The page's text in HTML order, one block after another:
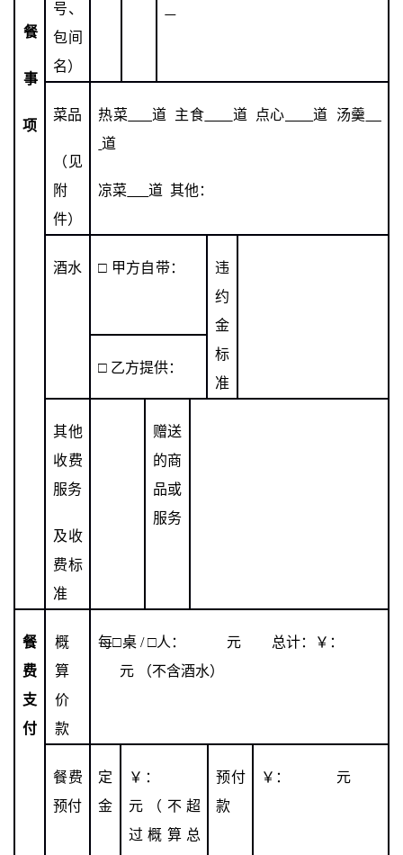
餐
事
项
号、
包间
名）
菜品
（见
附
件）
热菜 道 主食 道 点心
道 汤羹
道
凉菜 道 其他：
酒水 □ 甲方自带：
违
约
金
标
准
□ 乙方提供：
其他
收费
服务
及收
费标
准
赠送
的商
品或
服务
餐
费
支
付
概
算
价
款
每□桌 /□人： 元 总计：
￥：
元
（不含酒水）
餐费
预付
定
金
￥：
元（不超
过概算总
预付
款
￥： 元